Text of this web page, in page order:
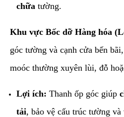
chữa tường.
Khu vực Bốc dỡ Hàng hóa
góc tường và cạnh cửa bến
moóc thường xuyên lùi, đỗ
Lợi ích: Thanh ốp góc giúp
tải, bảo vệ cấu trúc tường